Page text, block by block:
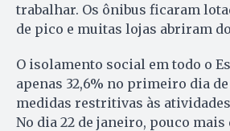
trabalhar. Os ônibus ficaram
de pico e muitas lojas abriram
O isolamento social em todo o
apenas 32,6% no primeiro dia
medidas restritivas às
No dia 22 de janeiro, pouco mais